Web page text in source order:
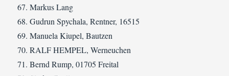
Markus Lang
Gudrun Spychala, Rentner, 16515
Manuela Kiupel, Bautzen
RALF HEMPEL, Werneuchen
Bernd Rump, 01705 Freital